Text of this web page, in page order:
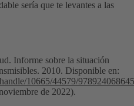
sería que te levantes a las
Informe sobre la situación
2010. Disponible en:
10665/44579/
de 2022).